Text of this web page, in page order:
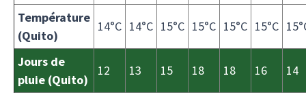
Température
(Quito)
14°C 14°C 15°C 15°C 15°C 15°C
Jours de
pluie (Quito)
12 13 15 18 18 16 14